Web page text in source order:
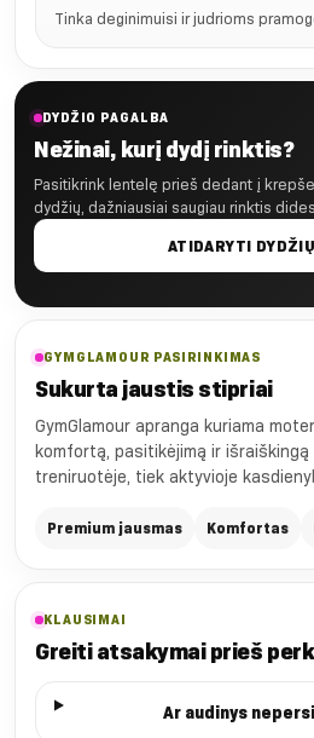
Tinka deginimuisi ir judrioms
DYDŽIO PAGALBA
Nežinai, kurį dydį rinktis?
Pasitikrink lentelę prieš dedant į
dydžių, dažniausiai saugiau rinktis
ATIDARYTI
GYMGLAMOUR PASIRINKIMAS
Sukurta jaustis stipriai
GymGlamour apranga kuriama
komfortą, pasitikėjimą ir
treniruotėje, tiek aktyvioje
Premium jausmas Komfortas
KLAUSIMAI
Greiti atsakymai prieš
Ar audinys